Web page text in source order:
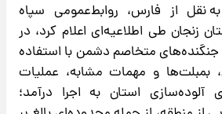
به نقل از فارس، روابط‌عمومی سپاه
زنجان طی اطلاعیه‌ای اعلام کرد، در
جنگنده‌های متخاصم دشمن با استفاده
بمبلت‌ها و مهمات مشابه، عملیات
آلوده‌سازی استان به اجرا درآمد؛